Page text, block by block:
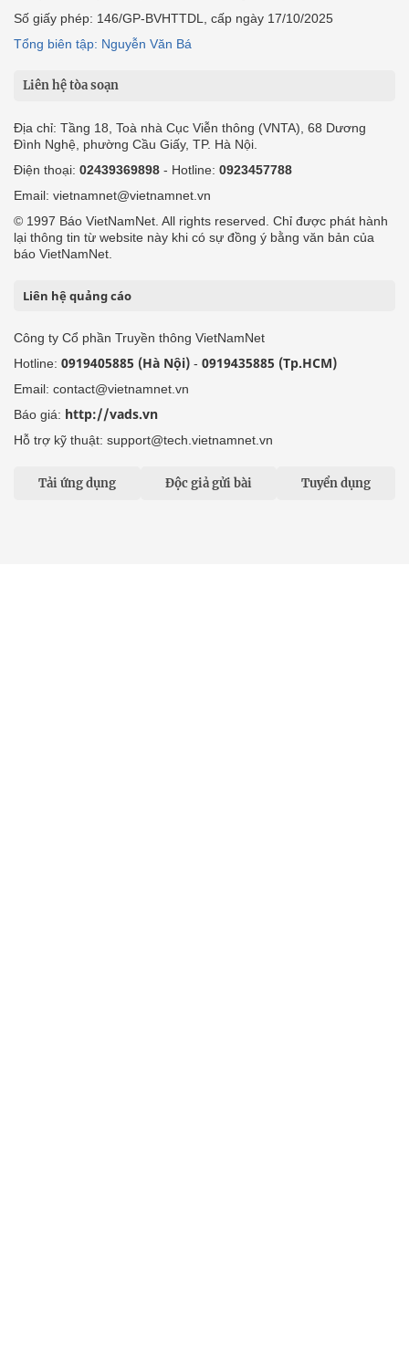
Số giấy phép: 146/GP-BVHTTDL, cấp ngày 17/10/2025
Tổng biên tập: Nguyễn Văn Bá
Liên hệ tòa soạn
Địa chỉ: Tầng 18, Toà nhà Cục Viễn thông (VNTA), 68 Dương
Đình Nghệ, phường Cầu Giấy, TP. Hà Nội.
Điện thoại: 02439369898 - Hotline: 0923457788
Email: vietnamnet@vietnamnet.vn
© 1997 Báo VietNamNet. All rights reserved. Chỉ được phát hành
lại thông tin từ website này khi có sự đồng ý bằng văn bản của
báo VietNamNet.
Liên hệ quảng cáo
Công ty Cổ phần Truyền thông VietNamNet
Hotline: 0919405885 (Hà Nội) - 0919435885 (Tp.HCM)
Email: contact@vietnamnet.vn
Báo giá: http://vads.vn
Hỗ trợ kỹ thuật: support@tech.vietnamnet.vn
Tải ứng dụng Độc giả gửi bài Tuyển dụng